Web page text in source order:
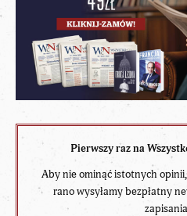
Pierwszy raz na
Aby nie ominąć istotnych
rano wysyłamy bezpłatny